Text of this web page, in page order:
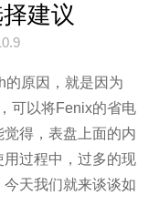
建议
的原因，就是因为
可以将Fenix的省电
得，表盘上面的内
过程中，过多的现
天我们就来谈谈如